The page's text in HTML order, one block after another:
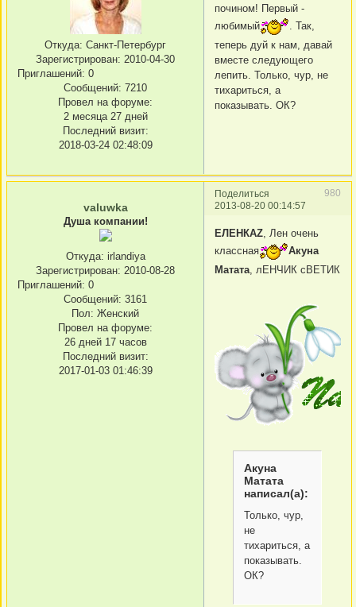
Откуда: Санкт-Петербург
Зарегистрирован: 2010-04-30
Приглашений: 0
Сообщений: 7210
Провел на форуме:
2 месяца 27 дней
Последний визит:
2018-03-24 02:48:09
почином! Первый -
любимый
. Так,
теперь дуй к нам, давай
вместе следующего
лепить. Только, чур, не
тихариться, а
показывать. ОК?
Поделиться
980
2013-08-20 00:14:57
valuwka
Душа компании!
Откуда: irlandiya
Зарегистрирован: 2010-08-28
Приглашений: 0
Сообщений: 3161
Пол: Женский
Провел на форуме:
26 дней 17 часов
Последний визит:
2017-01-03 01:46:39
ЕЛЕНКАZ, Лен очень
классная
Акуна
Матата, лЕНЧИК сВЕТИК
Акуна
Матата
написал(а):
Только, чур,
не
тихариться, а
показывать.
ОК?